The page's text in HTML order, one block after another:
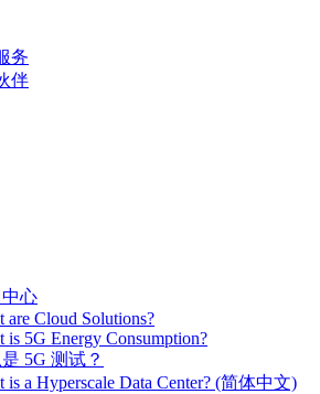
务
伴
心
are Cloud Solutions?
is 5G Energy Consumption?
5G 测试？
is a Hyperscale Data Center? (简体中文)